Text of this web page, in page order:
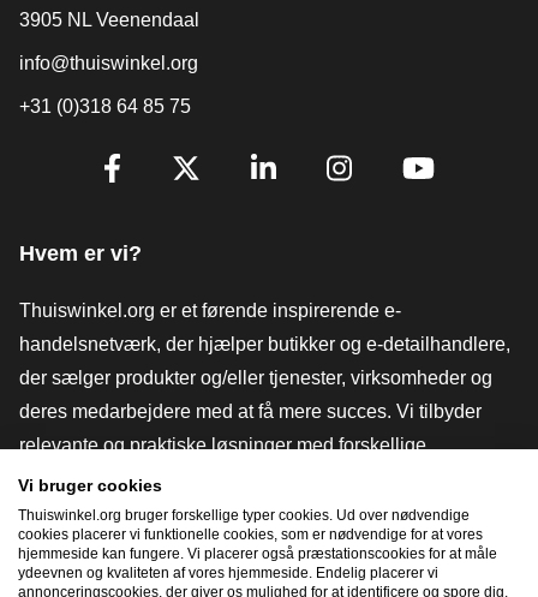
3905 NL Veenendaal
info@thuiswinkel.org
+31 (0)318 64 85 75
[_General:SocialMediaTitle]
Hvem er vi?
Thuiswinkel.org er et førende inspirerende e-
handelsnetværk, der hjælper butikker og e-detailhandlere,
der sælger produkter og/eller tjenester, virksomheder og
deres medarbejdere med at få mere succes. Vi tilbyder
relevante og praktiske løsninger med forskellige
tillidsmærker, Thuiswinkel-anmeldelser, juridiske værktøjer
og rådgivning, fortalervirksomhed, markedsundersøgelser
og har vores egen uddannelsesplatform, Thuiswinkel e-
Academy.
Vi bruger cookies
Thuiswinkel.org bruger forskellige typer cookies. Ud over nødvendige
cookies placerer vi funktionelle cookies, som er nødvendige for at vores
hjemmeside kan fungere. Vi placerer også præstationscookies for at måle
ydeevnen og kvaliteten af ​​vores hjemmeside. Endelig placerer vi
annonceringscookies, der giver os mulighed for at identificere og spore dig.